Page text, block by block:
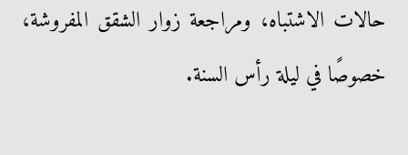
حالات الاشتباه، ومراجعة زوار الشقق المفروشة،
خصوصًا في ليلة رأس السنة.